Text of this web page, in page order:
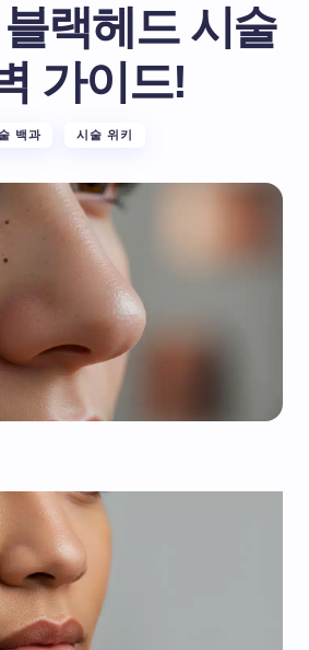
랙헤드 시술
가이드!
백과 시술 위키